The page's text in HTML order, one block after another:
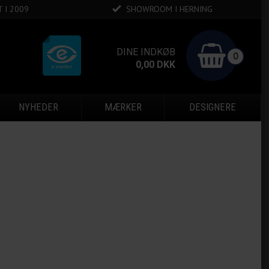
I 2009 SHOWROOM I HERNING
DINE INDKØB 0
0,00 DKK
NYHEDER MÆRKER DESIGNERE